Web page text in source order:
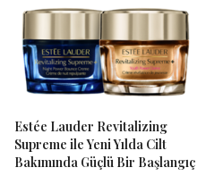
Estée Lauder Revitalizing
Supreme ile Yeni Yılda Cilt
Bakımında Güçlü Bir Başlangıç